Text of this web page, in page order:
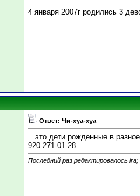
4 января 2007г родились 3
Ответ: Чи-хуа-хуа
это дети рожденные в
920-271-01-28
Последний раз редактировалось